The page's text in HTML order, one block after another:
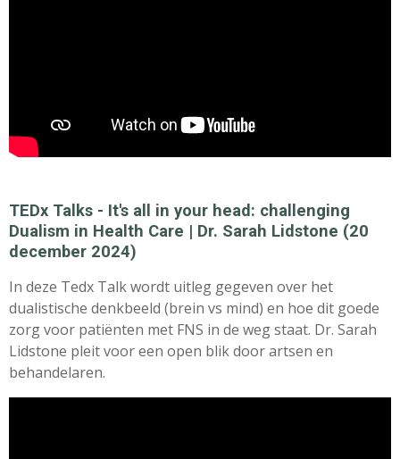
TEDx Talks - It's all in your head: challenging
Dualism in Health Care | Dr. Sarah Lidstone (20
december 2024)
In deze Tedx Talk wordt uitleg gegeven over het
dualistische denkbeeld (brein vs mind) en hoe dit goede
zorg voor patiënten met FNS in de weg staat. Dr. Sarah
Lidstone pleit voor een open blik door artsen en
behandelaren.